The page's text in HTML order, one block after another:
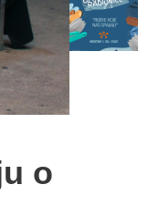
o